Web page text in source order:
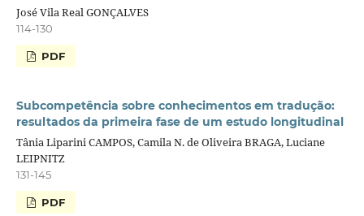
José Vila Real GONÇALVES
114-130
PDF
Subcompetência sobre conhecimentos em tradução:
resultados da primeira fase de um estudo longitudinal
Tânia Liparini CAMPOS, Camila N. de Oliveira BRAGA, Luciane
LEIPNITZ
131-145
PDF